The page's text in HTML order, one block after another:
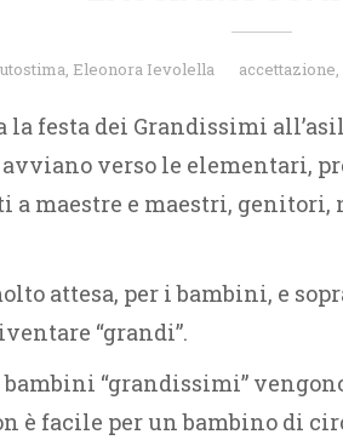
, Eleonora Ievolella accettazione,
la festa dei Grandissimi
verso le elementari,
a maestre e maestri,
attesa, per i bambini, e
“grandi”.
“grandissimi”
è facile per un bambino di